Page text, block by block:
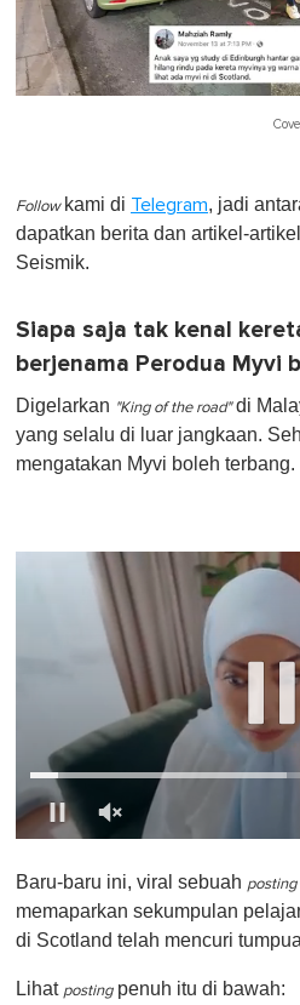
Follow kami di Telegram, jadi
dapatkan berita dan artikel-
Seismik.
Siapa saja tak kenal
berjenama Perodua Myvi
Digelarkan "King of the road"di
yang selalu di luar jangkaan.
mengatakan Myvi boleh terbang.
f
1
i
u
Baru-baru ini, viral sebuah posting
memaparkan sekumpulan
di Scotland telah mencuri
Lihat postingpenuh itu di bawah: